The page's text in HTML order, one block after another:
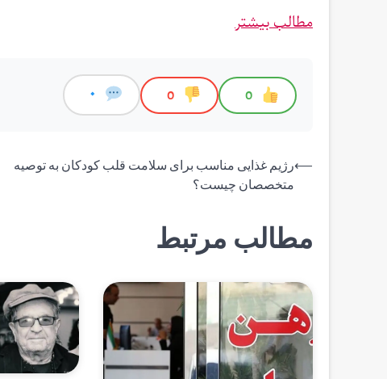
مطالب بیشتر
0
0
0
راهبری
نوشته
⟵رژیم غذایی مناسب برای سلامت قلب کودکان به توصیه
متخصصان چیست؟
مطالب مرتبط